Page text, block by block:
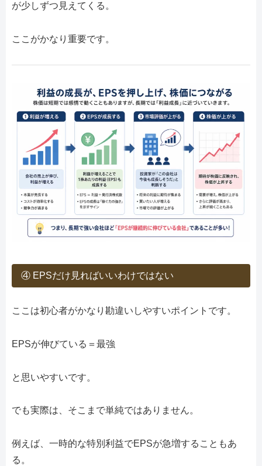
が少しずつ見えてくる。
ここがかなり重要です。
④ EPSだけ見ればいいわけではない
ここは初心者がかなり勘違いしやすいポイントです。
EPSが伸びている＝最強
と思いやすいです。
でも実際は、そこまで単純ではありません。
例えば、一時的な特別利益でEPSが急増することもあ
る。